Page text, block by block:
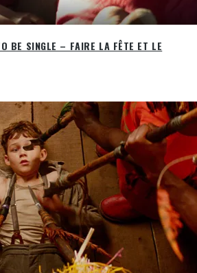
BE SINGLE – FAIRE LA FÊTE ET LE